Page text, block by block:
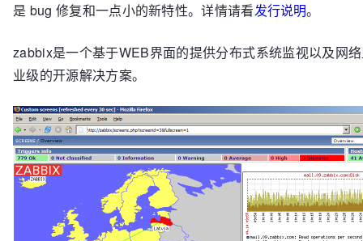
是 bug 修复和一点小的新特性。详情请看发行说明。
zabbix是一个基于WEB界面的提供分布式系统监视以及网
业级的开源解决方案。